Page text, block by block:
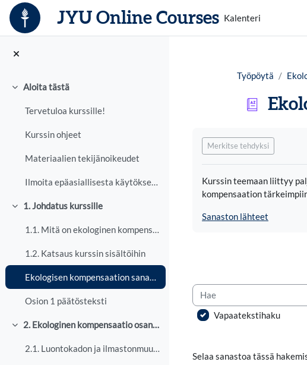
Siirry pääsisältöön
JYU Online Courses Kalenteri
Tiivistä
Aloita tästä
Tervetuloa kurssille!
Kurssin ohjeet
Materiaalien tekijänoikeudet
Ilmoita epäasiallisesta käytöksestä
Tiivistä
1. Johdatus kurssille
1.1. Mitä on ekologinen kompensaatio?
1.2. Katsaus kurssin sisältöihin
Ekologisen kompensaation sanasto
Osion 1 päätösteksti
Tiivistä
2. Ekologinen kompensaatio osana ympäristökriisien ratkaisemista
2.1. Luontokadon ja ilmastonmuutoksen ajurit
Työpöytä
Merkitse tehdyksi
Kurssin teemaan liittyy
kompensaation
Sanaston lähteet
Hae
Vapaatekstihaku
Selaa sanastoa tässä